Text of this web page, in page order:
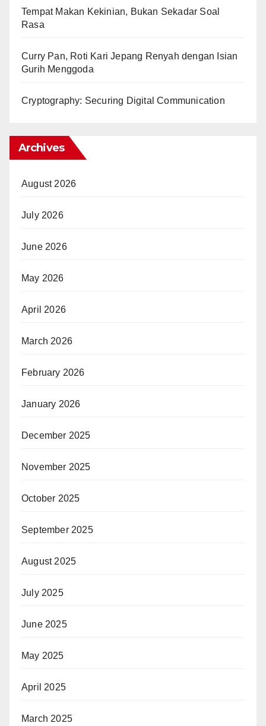
Tempat Makan Kekinian, Bukan Sekadar Soal
Rasa
Curry Pan, Roti Kari Jepang Renyah dengan Isian
Gurih Menggoda
Cryptography: Securing Digital Communication
Archives
August 2026
July 2026
June 2026
May 2026
April 2026
March 2026
February 2026
January 2026
December 2025
November 2025
October 2025
September 2025
August 2025
July 2025
June 2025
May 2025
April 2025
March 2025